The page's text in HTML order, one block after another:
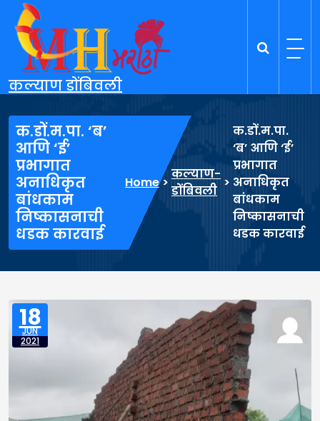
content
कल्याण डोंबिवली
क.डों.म.पा. ‘ब’
आणि ‘ई’
प्रभागात
अनाधिकृत
बांधकाम
निष्कासनाची
धडक कारवाई
Home>
कल्याण-
डोंबिवली
>
क.डों.म.पा.
‘ब’ आणि ‘ई’
प्रभागात
अनाधिकृत
बांधकाम
निष्कासनाची
धडक कारवाई
18
JUN
2021